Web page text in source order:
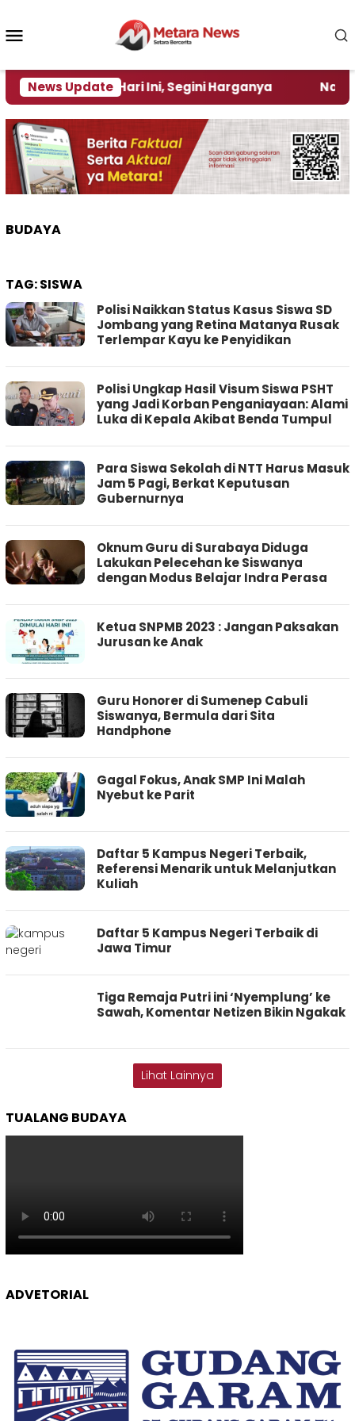
konten
News Update
Turun Per Hari Ini, Segini Harganya ‎Nasirun
BUDAYA
TAG:SISWA
Polisi Naikkan Status Kasus Siswa SD
Jombang yang Retina Matanya Rusak
Terlempar Kayu ke Penyidikan
Polisi Ungkap Hasil Visum Siswa PSHT
yang Jadi Korban Penganiayaan: Alami
Luka di Kepala Akibat Benda Tumpul
Para Siswa Sekolah di NTT Harus Masuk
Jam 5 Pagi, Berkat Keputusan
Gubernurnya
Oknum Guru di Surabaya Diduga
Lakukan Pelecehan ke Siswanya
dengan Modus Belajar Indra Perasa
Ketua SNPMB 2023 : Jangan Paksakan
Jurusan ke Anak
Guru Honorer di Sumenep Cabuli
Siswanya, Bermula dari Sita
Handphone
Gagal Fokus, Anak SMP Ini Malah
Nyebut ke Parit
Daftar 5 Kampus Negeri Terbaik,
Referensi Menarik untuk Melanjutkan
Kuliah
Daftar 5 Kampus Negeri Terbaik di
Jawa Timur
Tiga Remaja Putri ini ‘Nyemplung’ ke
Sawah, Komentar Netizen Bikin Ngakak
Lihat Lainnya
TUALANG BUDAYA
ADVETORIAL